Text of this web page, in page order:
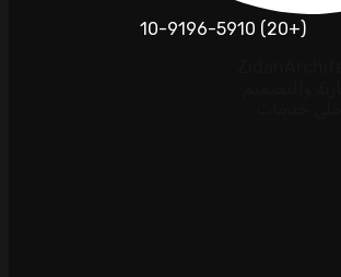
(+20) 10-9196-5910